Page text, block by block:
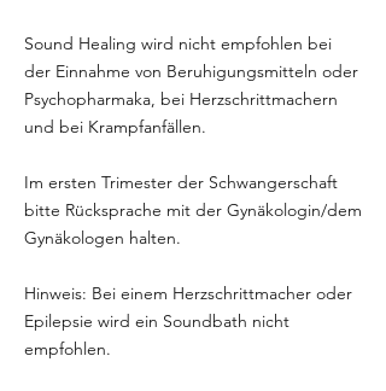
Sound Healing wird nicht empfohlen bei
der Einnahme von Beruhigungsmitteln oder
Psychopharmaka, bei Herzschrittmachern
und bei Krampfanfällen.
Im ersten Trimester der Schwangerschaft
bitte Rücksprache mit der Gynäkologin/dem
Gynäkologen halten.
Hinweis: Bei einem Herzschrittmacher oder
Epilepsie wird ein Soundbath nicht
empfohlen.